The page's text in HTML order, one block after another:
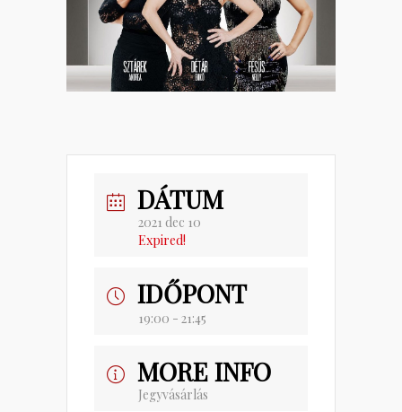
DÁTUM
2021 dec 10
Expired!
IDŐPONT
19:00 - 21:45
MORE INFO
Jegyvásárlás